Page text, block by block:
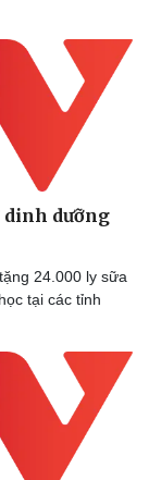
dinh dưỡng
24.000 ly sữa
tại các tỉnh